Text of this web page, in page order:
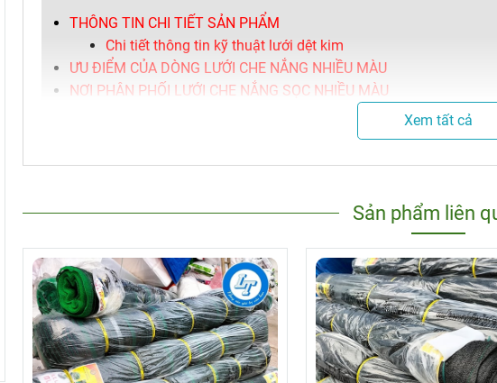
THÔNG TIN CHI TIẾT SẢN PHẨM
Chi tiết thông tin kỹ thuật lưới dệt kim
ƯU ĐIỂM CỦA DÒNG LƯỚI CHE NẮNG NHIỀU MÀU
NƠI PHÂN PHỐI LƯỚI CHE NẮNG SỌC NHIỀU MÀU
Xem tất cả
Sản phẩm liên